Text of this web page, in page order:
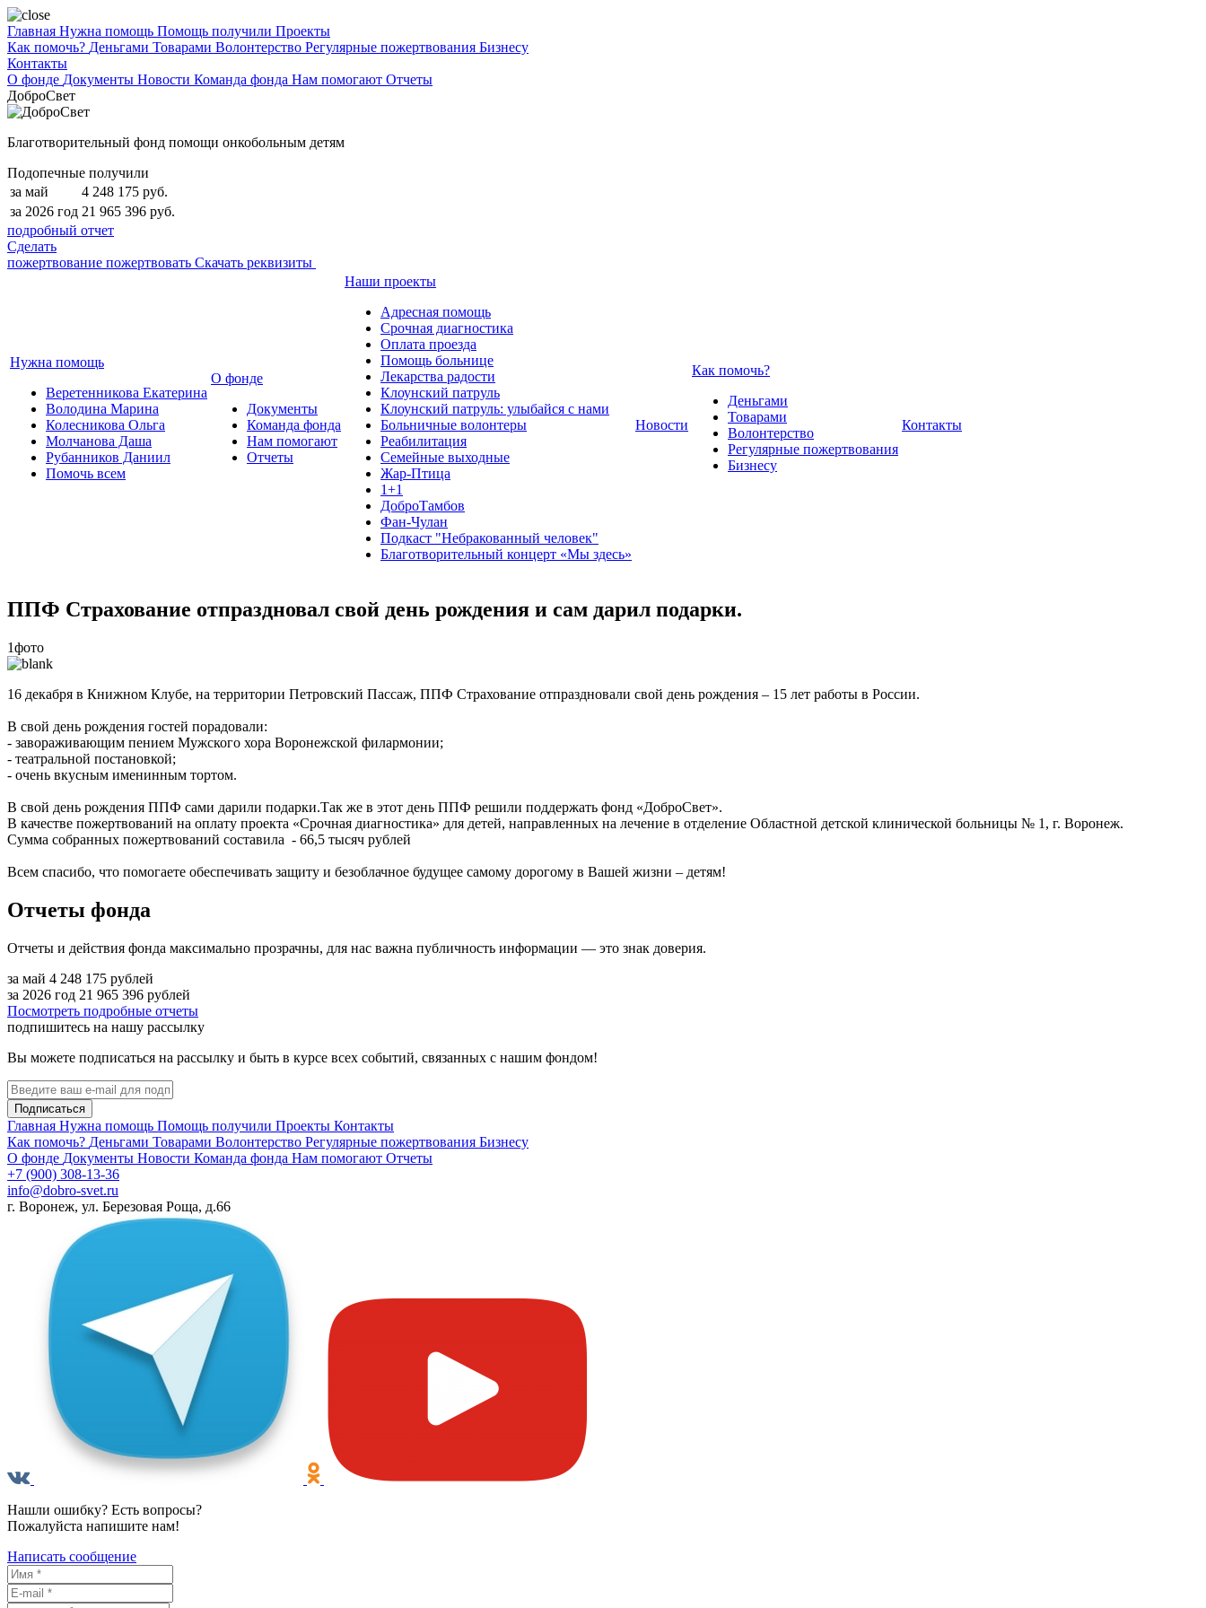
Главная Нужна помощь Помощь получили Проекты
Как помочь? Деньгами Товарами Волонтерство Регулярные пожертвования Бизнесу
Контакты
О фонде Документы Новости Команда фонда Нам помогают Отчеты
ДоброСвет
Благотворительный фонд помощи онкобольным детям
Подопечные получили
за май
4 248 175 руб.
за 2026 год 21 965 396 руб.
подробный отчет
Сделать
пожертвование пожертвовать Скачать реквизиты
Нужна помощь
Веретенникова Екатерина
Володина Марина
Колесникова Ольга
Молчанова Даша
Рубанников Даниил
Помочь всем
О фонде
Документы
Команда фонда
Нам помогают
Отчеты
Наши проекты
Адресная помощь
Срочная диагностика
Оплата проезда
Помощь больнице
Лекарства радости
Клоунский патруль
Клоунский патруль: улыбайся с нами
Больничные волонтеры
Реабилитация
Семейные выходные
Жар-Птица
1+1
ДоброТамбов
Фан-Чулан
Подкаст "Небракованный человек"
Благотворительный концерт «Мы здесь»
Новости
Как помочь?
Деньгами
Товарами
Волонтерство
Регулярные пожертвования
Бизнесу
Контакты
ППФ Страхование отпраздновал свой день рождения и сам дарил подарки.
1фото
16 декабря в Книжном Клубе, на территории Петровский Пассаж, ППФ Страхование отпраздновали свой день рождения – 15 лет работы в России.
В свой день рождения гостей порадовали:
- завораживающим пением Мужского хора Воронежской филармонии;
- театральной постановкой;
- очень вкусным именинным тортом.
В свой день рождения ППФ сами дарили подарки.Так же в этот день ППФ решили поддержать фонд «ДоброСвет».
В качестве пожертвований на оплату проекта «Срочная диагностика» для детей, направленных на лечение в отделение Областной детской клинической больницы № 1, г. Воронеж.
Cумма собранных пожертвований составила - 66,5 тысяч рублей
Всем спасибо, что помогаете обеспечивать защиту и безоблачное будущее самому дорогому в Вашей жизни – детям!
Отчеты фонда
Отчеты и действия фонда максимально прозрачны, для нас важна публичность информации — это знак доверия.
за май 4 248 175 рублей
за 2026 год 21 965 396 рублей
Посмотреть подробные отчеты
подпишитесь на нашу рассылку
Вы можете подписаться на рассылку и быть в курсе всех событий, связанных с нашим фондом!
Подписаться
Главная Нужна помощь Помощь получили Проекты Контакты
Как помочь? Деньгами Товарами Волонтерство Регулярные пожертвования Бизнесу
О фонде Документы Новости Команда фонда Нам помогают Отчеты
+7 (900) 308-13-36
info@dobro-svet.ru
г. Воронеж, ул. Березовая Роща, д.66
Нашли ошибку? Есть вопросы?
Пожалуйста напишите нам!
Написать сообщение